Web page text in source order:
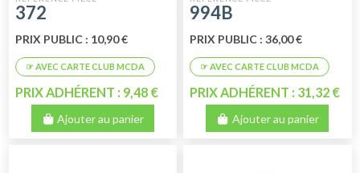
372
PRIX PUBLIC : 10,90 €
PRIX ADHÉRENT : 9,48 €
Ajouter au panier
994B
PRIX PUBLIC : 36,00 €
PRIX ADHÉRENT : 31,32 €
Ajouter au panier